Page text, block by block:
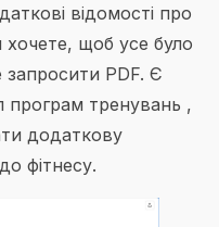
відомості про
щоб усе було
PDF. Є
програм тренувань ,
додаткову
фітнесу.